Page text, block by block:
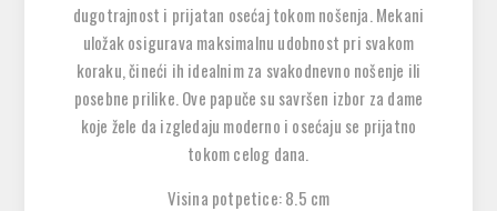
dugotrajnost i prijatan osećaj tokom nošenja. Mekani
uložak osigurava maksimalnu udobnost pri svakom
koraku, čineći ih idealnim za svakodnevno nošenje ili
posebne prilike. Ove papuče su savršen izbor za dame
koje žele da izgledaju moderno i osećaju se prijatno
tokom celog dana.
Visina potpetice: 8.5 cm